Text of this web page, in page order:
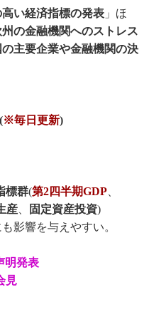
い経済指標の発表 」ほ
州の金融機関へのストレス
主要企業や金融機関の決
※毎日更新)
標群(第2四半期GDP、
産、 固定資産投資)
影響を与えやすい。
明発表
見